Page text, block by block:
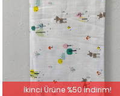
İkinci Ürüne %50 İndirim!